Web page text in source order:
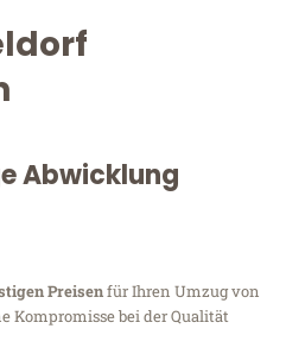
Abwicklung
Preisenfür Ihren Umzug von
Kompromisse bei der Qualität